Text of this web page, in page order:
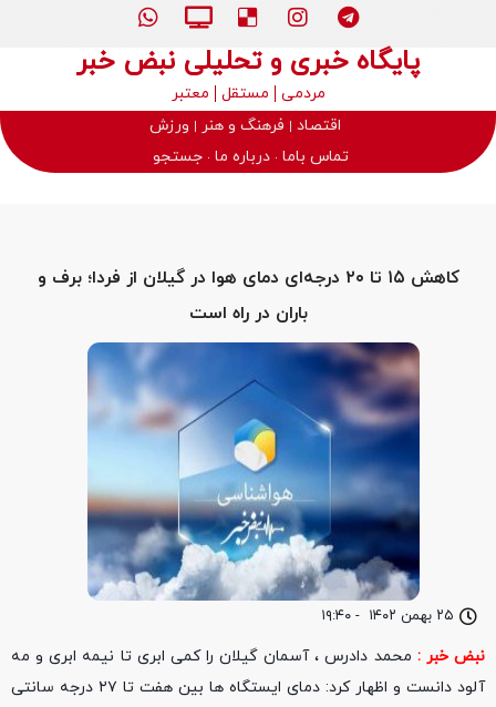
پایگاه خبری و تحلیلی نبض خبر
مردمی مستقل
معتبر
اقتصاد
فرهنگ و هنر
ورزش
تماس باما درباره ما جستجو
۲۵ بهمن ۱۴۰۲ - ۱۹:۴۰
کاهش ۱۵ تا ۲۰ درجه‌ای دمای هوا در گیلان از فردا؛ برف و
باران در راه است
نبض خبر : محمد دادرس ، آسمان گیلان را کمی ابری تا نیمه ابری و مه
آلود دانست و اظهار کرد: دمای ایستگاه ها بین هفت تا ۲۷ درجه سانتی